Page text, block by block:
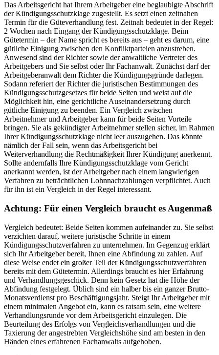
Das Arbeitsgericht hat Ihrem Arbeitgeber eine beglaubigte Abschrift
der Kündigungsschutzklage zugestellt. Es setzt einen zeitnahen
Termin für die Güteverhandlung fest. Zeitnah bedeutet in der Regel:
2 Wochen nach Eingang der Kündigungsschutzklage. Beim
Gütetermin – der Name spricht es bereits aus – geht es darum, eine
gütliche Einigung zwischen den Konfliktparteien anzustreben.
Anwesend sind der Richter sowie der anwaltliche Vertreter des
Arbeitgebers und Sie selbst oder Ihr Fachanwalt. Zunächst darf der
Arbeitgeberanwalt dem Richter die Kündigungsgründe darlegen.
Sodann referiert der Richter die juristischen Bestimmungen des
Kündigungsschutzgesetzes für beide Seiten und weist auf die
Möglichkeit hin, eine gerichtliche Auseinandersetzung durch
gütliche Einigung zu beenden. Ein Vergleich zwischen
Arbeitnehmer und Arbeitgeber kann für beide Seiten Vorteile
bringen. Sie als gekündigter Arbeitnehmer stellen sicher, im Rahmen
Ihrer Kündigungsschutzklage nicht leer auszugehen. Das könnte
nämlich der Fall sein, wenn das Arbeitsgericht bei
Weiterverhandlung die Rechtmäßigkeit Ihrer Kündigung anerkennt.
Sollte andernfalls Ihre Kündigungsschutzklage vom Gericht
anerkannt werden, ist der Arbeitgeber nach einem langwierigen
Verfahren zu beträchtlichen Lohnnachzahlungen verpflichtet. Auch
für ihn ist ein Vergleich in der Regel interessant.
Achtung: Für einen Vergleich braucht es Augenmaß
Vergleich bedeutet: Beide Seiten kommen aufeinander zu. Sie selbst
verzichten darauf, weitere juristische Schritte in einem
Kündigungsschutzverfahren zu unternehmen. Im Gegenzug erklärt
sich Ihr Arbeitgeber bereit, Ihnen eine Abfindung zu zahlen. Auf
diese Weise endet ein großer Teil der Kündigungsschutzverfahren
bereits mit dem Gütetermin. Allerdings braucht es hier Erfahrung
und Verhandlungsgeschick. Denn kein Gesetz hat die Höhe der
Abfindung festgelegt. Üblich sind ein halber bis ein ganzer Brutto-
Monatsverdienst pro Beschäftigungsjahr. Steigt Ihr Arbeitgeber mit
einem minimalen Angebot ein, kann es ratsam sein, eine weitere
Verhandlungsrunde vor dem Arbeitsgericht einzulegen. Die
Beurteilung des Erfolgs von Vergleichsverhandlungen und die
Taxierung der angestrebten Vergleichshöhe sind am besten in den
Händen eines erfahrenen Fachanwalts aufgehoben.